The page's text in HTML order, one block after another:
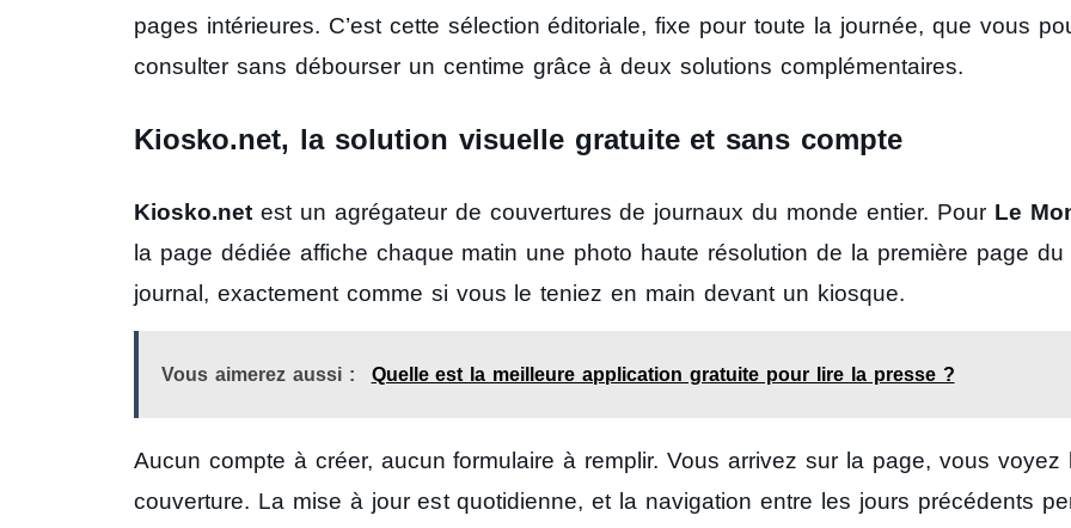
pages intérieures. C’est cette sélection éditoriale, fixe pour toute la journée, que vous
consulter sans débourser un centime grâce à deux solutions complémentaires.
Kiosko.net, la solution visuelle gratuite et sans compte
Kiosko.net est un agrégateur de couvertures de journaux du monde entier. Pour Le
la page dédiée affiche chaque matin une photo haute résolution de la première page du
journal, exactement comme si vous le teniez en main devant un kiosque.
Vous aimerez aussi : Quelle est la meilleure application gratuite pour lire la presse ?
Aucun compte à créer, aucun formulaire à remplir. Vous arrivez sur la page, vous voyez
couverture. La mise à jour est quotidienne, et la navigation entre les jours précédents